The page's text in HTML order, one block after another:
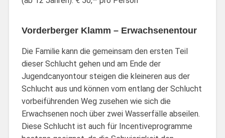
Vorderberger Klamm – Erwachsenentour
Die Familie kann die gemeinsam den ersten Teil
dieser Schlucht gehen und am Ende der
Jugendcanyontour steigen die kleineren aus der
Schlucht aus und können vom entlang der Schlucht
vorbeiführenden Weg zusehen wie sich die
Erwachsenen noch über zwei Wasserfälle abseilen.
Diese Schlucht ist auch für Incentiveprogramme